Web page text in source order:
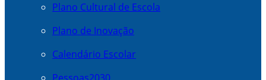
Plano Cultural de Escola
Plano de Inovação
Calendário Escolar